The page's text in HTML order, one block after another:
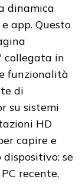
dinamica
app. Questo
collegata in
funzionalità
di
su sistemi
HD
capire e
se
recente,